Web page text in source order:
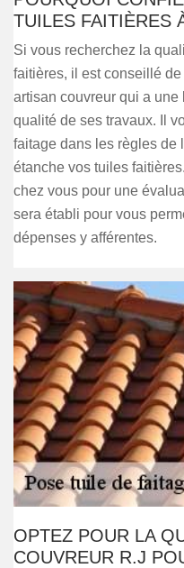
TUILES FAITIÈRES
Si vous recherchez la
faitières, il est conseillé de
artisan couvreur qui a
qualité de ses travaux. Il
faitage dans les règles de
étanche vos tuiles
chez vous pour une
sera établi pour vous
dépenses y afférentes.
OPTEZ POUR LA
COUVREUR R.J